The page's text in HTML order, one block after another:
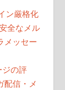
ン厳格化
全なメル
メッセー
ジの評
配信・メ